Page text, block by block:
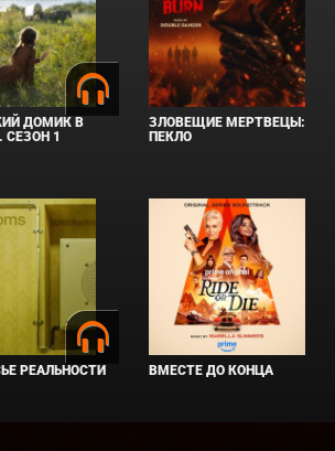
ДОМИК В
СЕЗОН 1
ЗЛОВЕЩИЕ МЕРТВЕЦЫ:
ПЕКЛО
РЕАЛЬНОСТИ ВМЕСТЕ ДО КОНЦА